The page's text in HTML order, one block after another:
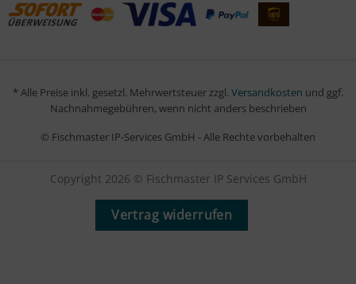
* Alle Preise inkl. gesetzl. Mehrwertsteuer zzgl. Versandkosten und ggf.
Nachnahmegebühren, wenn nicht anders beschrieben
© Fischmaster IP-Services GmbH - Alle Rechte vorbehalten
Copyright 2026 © Fischmaster IP Services GmbH
Vertrag widerrufen